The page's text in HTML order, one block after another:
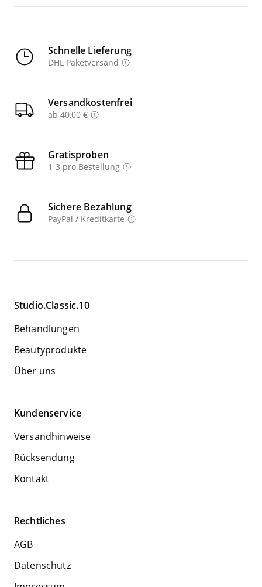
Schnelle Lieferung
DHL Paketversand
Versandkostenfrei
ab 40,00 €
Gratisproben
1-3 pro Bestellung
Sichere Bezahlung
PayPal / Kreditkarte
Studio.Classic.10
Behandlungen
Beautyprodukte
Über uns
Kundenservice
Versandhinweise
Rücksendung
Kontakt
Rechtliches
AGB
Datenschutz